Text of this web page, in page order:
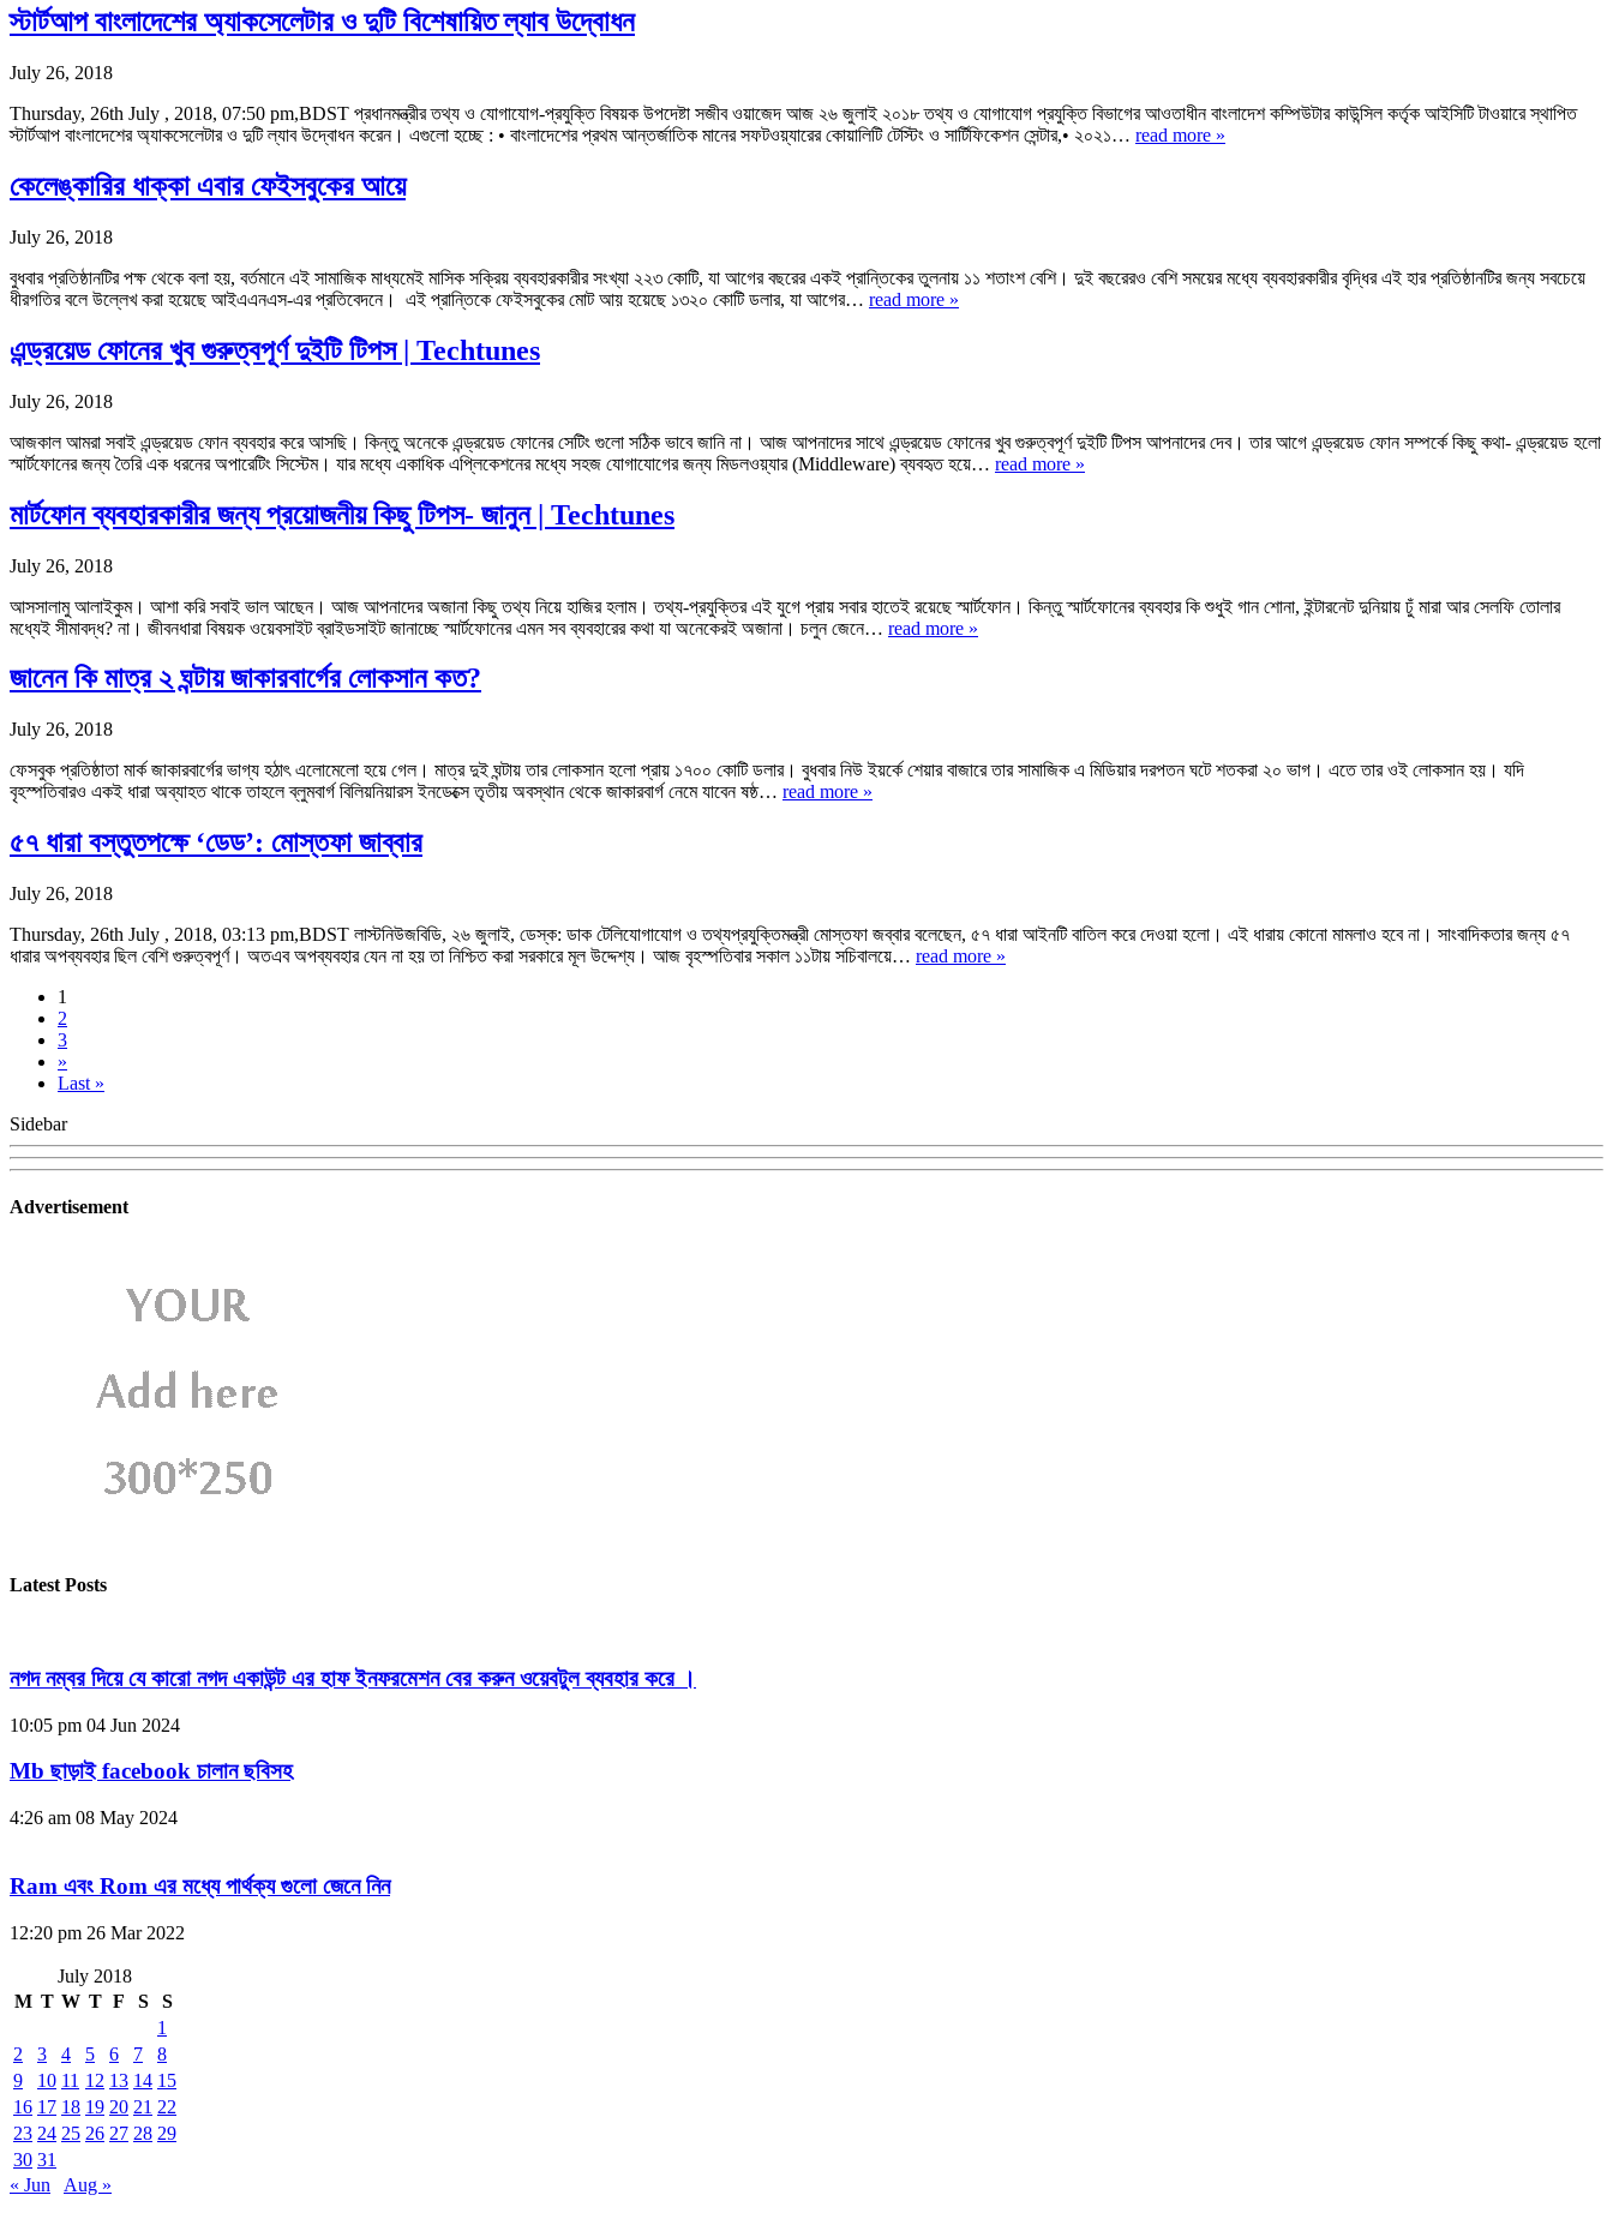
স্টার্টআপ বাংলাদেশের অ্যাকসেলেটার ও দুটি বিশেষায়িত ল্যাব উদ্বোধন
July 26, 2018
Thursday, 26th July , 2018, 07:50 pm,BDST প্রধানমন্ত্রীর তথ্য ও যোগাযোগ-প্রযুক্তি বিষয়ক উপদেষ্টা সজীব ওয়াজেদ আজ ২৬ জুলাই ২০১৮ তথ্য ও যোগাযোগ প্রযুক্তি বিভাগের আওতাধীন বাংলাদেশ কম্পিউটার কাউন্সিল কর্তৃক আইসিটি টাওয়ারে স্থাপিত
স্টার্টআপ বাংলাদেশের অ্যাকসেলেটার ও দুটি ল্যাব উদ্বোধন করেন। এগুলো হচ্ছে : • বাংলাদেশের প্রথম আন্তর্জাতিক মানের সফটওয়্যারের কোয়ালিটি টেস্টিং ও সার্টিফিকেশন সেন্টার,• ২০২১… read more »
কেলেঙ্কারির ধাক্কা এবার ফেইসবুকের আয়ে
July 26, 2018
বুধবার প্রতিষ্ঠানটির পক্ষ থেকে বলা হয়, বর্তমানে এই সামাজিক মাধ্যমেই মাসিক সক্রিয় ব্যবহারকারীর সংখ্যা ২২৩ কোটি, যা আগের বছরের একই প্রান্তিকের তুলনায় ১১ শতাংশ বেশি। দুই বছরেরও বেশি সময়ের মধ্যে ব্যবহারকারীর বৃদ্ধির এই হার প্রতিষ্ঠানটির জন্য সবচেয়ে
ধীরগতির বলে উল্লেখ করা হয়েছে আইএএনএস-এর প্রতিবেদনে। এই প্রান্তিকে ফেইসবুকের মোট আয় হয়েছে ১৩২০ কোটি ডলার, যা আগের… read more »
এন্ড্রয়েড ফোনের খুব গুরুত্বপূর্ণ দুইটি টিপস | Techtunes
July 26, 2018
আজকাল আমরা সবাই এন্ড্রয়েড ফোন ব্যবহার করে আসছি। কিন্তু অনেকে এন্ড্রয়েড ফোনের সেটিং গুলো সঠিক ভাবে জানি না। আজ আপনাদের সাথে এন্ড্রয়েড ফোনের খুব গুরুত্বপূর্ণ দুইটি টিপস আপনাদের দেব। তার আগে এন্ড্রয়েড ফোন সম্পর্কে কিছু কথা- এন্ড্রয়েড হলো
স্মার্টফোনের জন্য তৈরি এক ধরনের অপারেটিং সিস্টেম। যার মধ্যে একাধিক এপ্লিকেশনের মধ্যে সহজ যোগাযোগের জন্য মিডলওয়্যার (Middleware) ব্যবহৃত হয়ে… read more »
মার্টফোন ব্যবহারকারীর জন্য প্রয়োজনীয় কিছু টিপস- জানুন | Techtunes
July 26, 2018
আসসালামু আলাইকুম। আশা করি সবাই ভাল আছেন। আজ আপনাদের অজানা কিছু তথ্য নিয়ে হাজির হলাম। তথ্য-প্রযুক্তির এই যুগে প্রায় সবার হাতেই রয়েছে স্মার্টফোন। কিন্তু স্মার্টফোনের ব্যবহার কি শুধুই গান শোনা, ইন্টারনেট দুনিয়ায় ঢুঁ মারা আর সেলফি তোলার
মধ্যেই সীমাবদ্ধ? না। জীবনধারা বিষয়ক ওয়েবসাইট ব্রাইডসাইট জানাচ্ছে স্মার্টফোনের এমন সব ব্যবহারের কথা যা অনেকেরই অজানা। চলুন জেনে… read more »
জানেন কি মাত্র ২ ঘন্টায় জাকারবার্গের লোকসান কত?
July 26, 2018
ফেসবুক প্রতিষ্ঠাতা মার্ক জাকারবার্গের ভাগ্য হঠাৎ এলোমেলো হয়ে গেল। মাত্র দুই ঘন্টায় তার লোকসান হলো প্রায় ১৭০০ কোটি ডলার। বুধবার নিউ ইয়র্কে শেয়ার বাজারে তার সামাজিক এ মিডিয়ার দরপতন ঘটে শতকরা ২০ ভাগ। এতে তার ওই লোকসান হয়। যদি
বৃহস্পতিবারও একই ধারা অব্যাহত থাকে তাহলে ব্লুমবার্গ বিলিয়নিয়ারস ইনডেক্সে তৃতীয় অবস্থান থেকে জাকারবার্গ নেমে যাবেন ষষ্ঠ… read more »
৫৭ ধারা বস্তুতপক্ষে ‘ডেড’: মোস্তফা জাব্বার
July 26, 2018
Thursday, 26th July , 2018, 03:13 pm,BDST লাস্টনিউজবিডি, ২৬ জুলাই, ডেস্ক: ডাক টেলিযোগাযোগ ও তথ্যপ্রযুক্তিমন্ত্রী মোস্তফা জব্বার বলেছেন, ৫৭ ধারা আইনটি বাতিল করে দেওয়া হলো। এই ধারায় কোনো মামলাও হবে না। সাংবাদিকতার জন্য ৫৭
ধারার অপব্যবহার ছিল বেশি গুরুত্বপূর্ণ। অতএব অপব্যবহার যেন না হয় তা নিশ্চিত করা সরকারে মূল উদ্দেশ্য। আজ বৃহস্পতিবার সকাল ১১টায় সচিবালয়ে… read more »
1
2
3
»
Last »
Sidebar
Advertisement
Latest Posts
নগদ নম্বর দিয়ে যে কারো নগদ একাউন্ট এর হাফ ইনফরমেশন বের করুন ওয়েবটুল ব্যবহার করে ।
10:05 pm 04 Jun 2024
Mb ছাড়াই facebook চালান ছবিসহ
4:26 am 08 May 2024
Ram এবং Rom এর মধ্যে পার্থক্য গুলো জেনে নিন
12:20 pm 26 Mar 2022
July 2018
M T W T F S
S
1
2
3 4 5 6 7
8
9
10 11 12 13 14 15
16 17 18 19 20 21 22
23 24 25 26 27 28 29
30 31
« Jun
Aug »